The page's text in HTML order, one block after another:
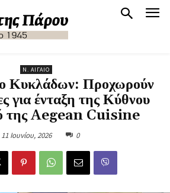
Ν. ΑΙΓΑΊΟ
Κυκλάδων: Προχωρούν
για ένταξη της Κύθνου
της Aegean Cuisine
11 Ιουνίου, 2026 0